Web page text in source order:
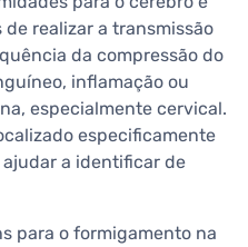
realizar a transmissão
da compressão do
inflamação ou
especialmente cervical.
especificamente
a identificar de
para o formigamento na